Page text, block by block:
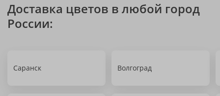
Доставка цветов в любой город
России:
Саранск Волгоград